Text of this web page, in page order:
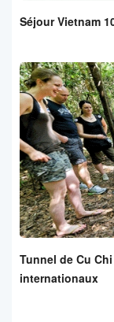
Séjour Vietnam
Tunnel de Cu
internationaux